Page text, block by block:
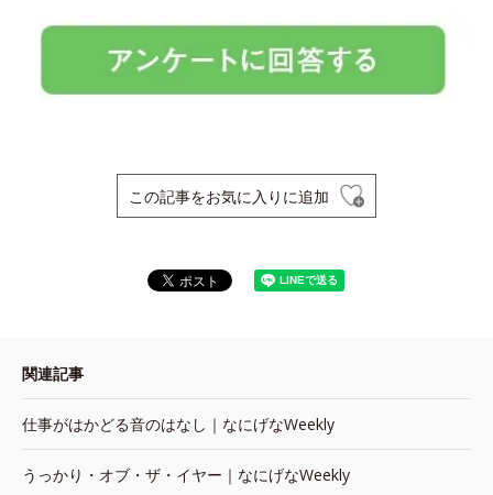
この記事をお気に入りに追加
関連記事
仕事がはかどる音のはなし｜なにげなWeekly
うっかり・オブ・ザ・イヤー｜なにげなWeekly